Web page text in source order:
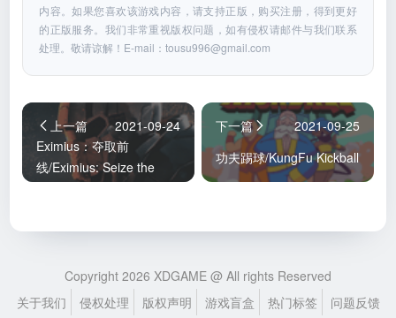
内容。如果您喜欢该游戏内容，请支持正版，购买注册，得到更好
的正版服务。我们非常重视版权问题，如有侵权请邮件与我们联系
处理。敬请谅解！E-mail：tousu996@gmail.com
上一篇
2021-09-24
Eximius：夺取前
线/Eximius: Seize the
Frontline
下一篇
2021-09-25
功夫踢球/KungFu Kickball
Copyright 2026 XDGAME @ All rights Reserved
关于我们
侵权处理 版权声明 游戏盲盒 热门标签 问题反馈